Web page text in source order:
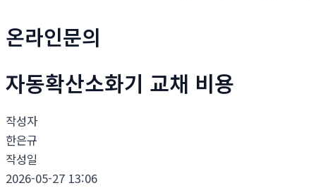
온라인문의
자동확산소화기 교채 비용
작성자
한은규
작성일
2026-05-27 13:06